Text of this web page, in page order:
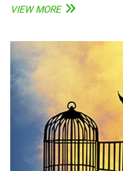
VIEW MORE„NE